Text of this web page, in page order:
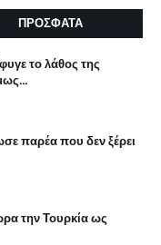
ΠΡΟΣΦΑΤΑ
το λάθος της
παρέα που δεν ξέρει
την Τουρκία ως